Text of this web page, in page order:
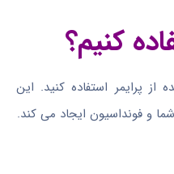
کنیم؟
پرایمر استفاده کنید. این
و فونداسیون ایجاد می کند.